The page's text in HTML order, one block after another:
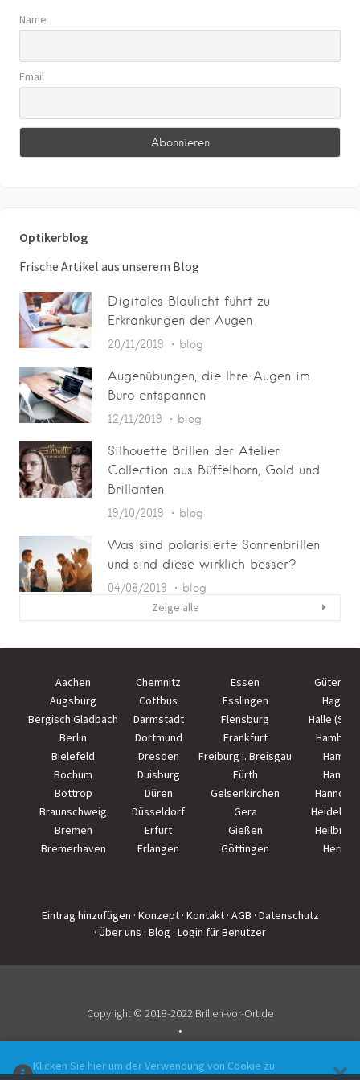
Name
Email
Optikerblog
Frische Artikel aus unserem Blog
Digitales Blaulicht führt zu
Erkrankungen der Augen
20/11/2019 blog
Augenübungen, die Ihre Augen im
Büro entspannen
12/11/2019 blog
Silhouette Brillen der Atelier
Collection aus Büffelhorn, Gold und
Brillanten
19/10/2019 blog
Was sind polarisierte Sonnenbrillen
und sind diese wirklich besser?
04/08/2019 blog
Zeige alle
Aachen Chemnitz Essen
Augsburg
Cottbus Esslingen
Hagen
Bergisch Gladbach
Darmstadt Flensburg
Halle
Berlin
Dortmund Frankfurt
Hamburg
Bielefeld
Dresden Freiburg i. Breisgau
Hamm
Bochum
Duisburg Fürth
Hanau
Bottrop
Düren Gelsenkirchen
Hannover
Braunschweig
Düsseldorf Gera
Bremen
Erfurt Gießen
Heilbronn
Bremerhaven
Erlangen Göttingen Herne
Eintrag hinzufügen · Konzept · Kontakt · AGB · Datenschutz
· Über uns · Blog · Login für Benutzer
Copyright © 2018-2022 Brillen-vor-Ort.de
•
Klicken Sie hier um der Verwendung von Cookie zu